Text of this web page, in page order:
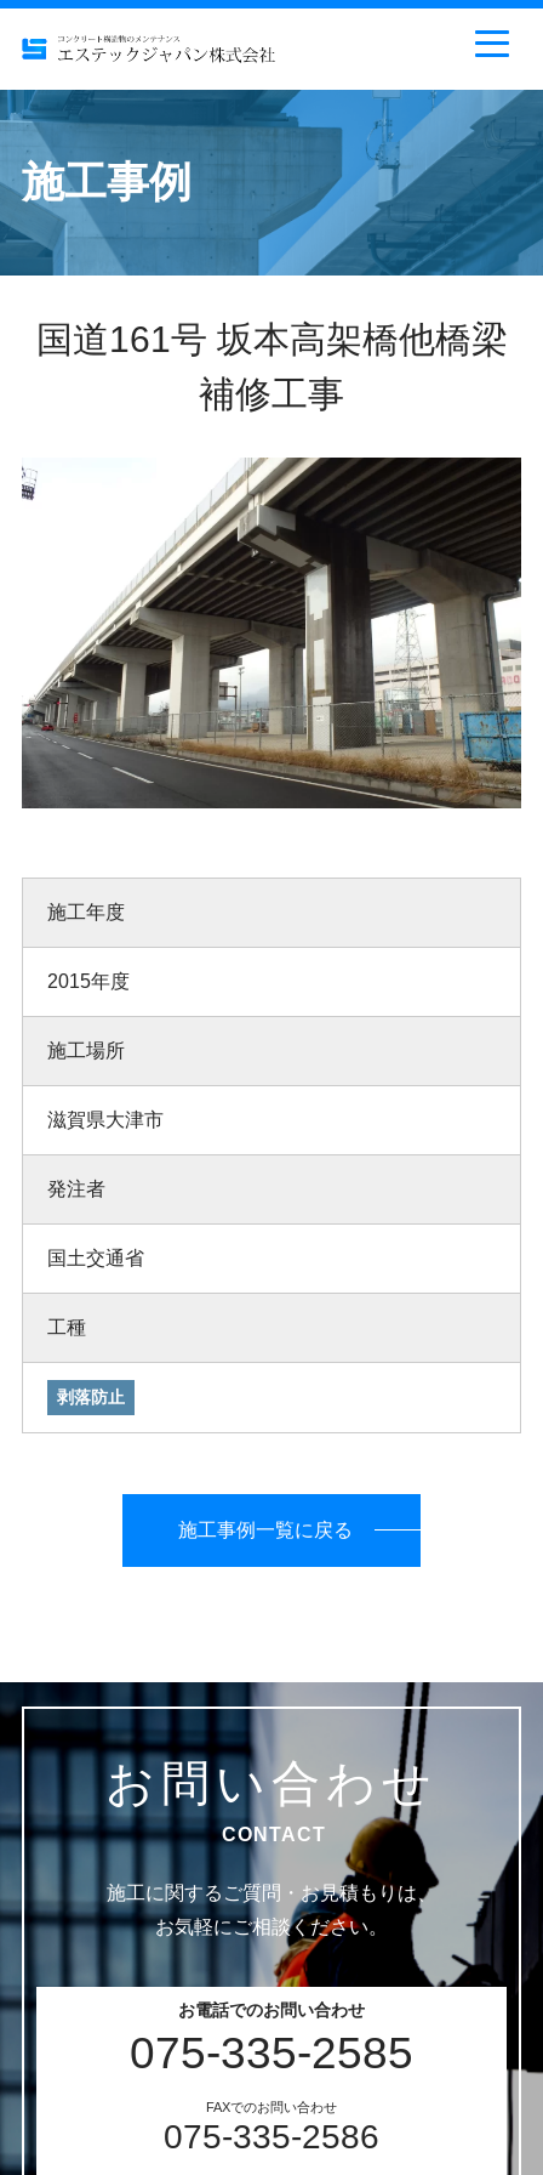
施工事例
国道161号 坂本高架橋他橋梁
補修工事
施工年度
2015年度
施工場所
滋賀県大津市
発注者
国土交通省
工種
剥落防止
施工事例一覧に戻る
お問い合わせ
CONTACT
施工に関するご質問・お見積もりは、
お気軽にご相談ください。
お電話でのお問い合わせ
075-335-2585
FAXでのお問い合わせ
075-335-2586